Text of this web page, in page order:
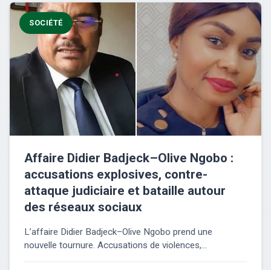
SOCIÉTÉ
Affaire Didier Badjeck–Olive Ngobo :
accusations explosives, contre-
attaque judiciaire et bataille autour
des réseaux sociaux
L’affaire Didier Badjeck–Olive Ngobo prend une
nouvelle tournure. Accusations de violences,...